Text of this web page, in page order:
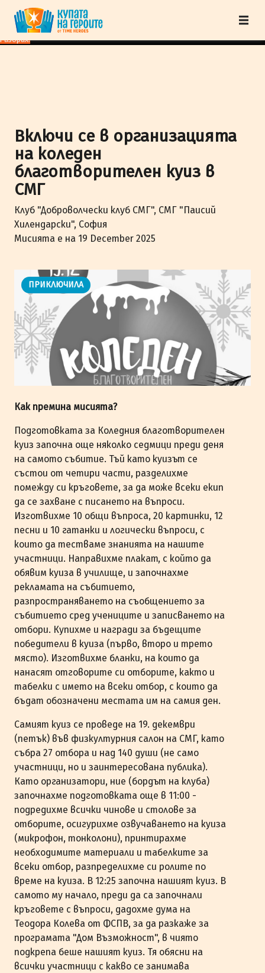
"Купата на героите" от TimeHeroes ползва cookies, за да осигурим по-
добро представяне на сайта и да подобрим Вашето преживяване.Научи
повече
Разбрах!
Включи се в организацията
на коледен
благотворителен куиз в
СМГ
Клуб "Доброволчески клуб СМГ", СМГ "Паисий
Хилендарски", София
Мисията е на 19 December 2025
ПРИКЛЮЧИЛА
Как премина мисията?
Подготовката за Коледния благотворителен
куиз започна още няколко седмици преди деня
на самото събитие. Тъй като куизът се
състои от четири части, разделихме
помежду си кръговете, за да може всеки екип
да се захване с писането на въпроси.
Изготвихме 10 общи въпроса, 20 картинки, 12
песни и 10 гатанки и логически въпроси, с
които да тестваме знанията на нашите
участници. Направихме плакат, с който да
обявим куиза в училище, и започнахме
рекламата на събитието,
разпространяването на съобщението за
събитието сред учениците и записването на
отбори. Купихме и награди за бъдещите
победители в куиза (първо, второ и трето
място). Изготвихме бланки, на които да
нанасят отговорите си отборите, както и
табелки с името на всеки отбор, с които да
бъдат обозначени местата им на самия ден.
Самият куиз се проведе на 19. декември
(петък) във физкултурния салон на СМГ, като
събра 27 отбора и над 140 души (не само
участници, но и заинтересована публика).
Като организатори, ние (бордът на клуба)
започнахме подготовката още в 11:00 -
подредихме всички чинове и столове за
отборите, осигурихме озвучаването на куиза
(микрофон, тонколони), принтирахме
необходимите материали и табелките за
всеки отбор, разпределихме си ролите по
време на куиза. В 12:25 започна нашият куиз. В
самото му начало, преди да са започнали
кръговете с въпроси, дадохме дума на
Теодора Колева от ФСПВ, за да разкаже за
програмата "Дом Възможност", в чиято
подкрепа беше нашият куиз. Тя обясни на
всички участници с какво се занимава